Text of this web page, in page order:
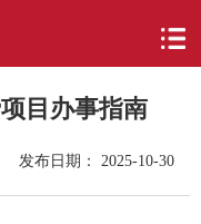
目办事指南
发布日期： 2025-10-30